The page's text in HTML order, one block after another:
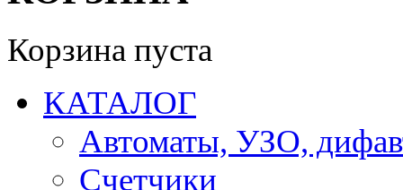
Корзина пуста
КАТАЛОГ
Автоматы, УЗО,
Счетчики